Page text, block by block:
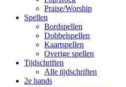
Praise/Worship
Spellen
Bordspellen
Dobbelspellen
Kaartspellen
Overige spellen
Tijdschriften
Alle tijdschriften
2e hands